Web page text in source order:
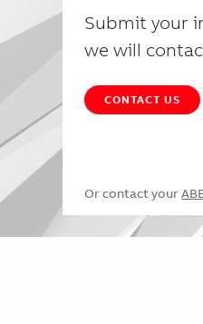
Submit your
we will
CONTACT US
Or contact your